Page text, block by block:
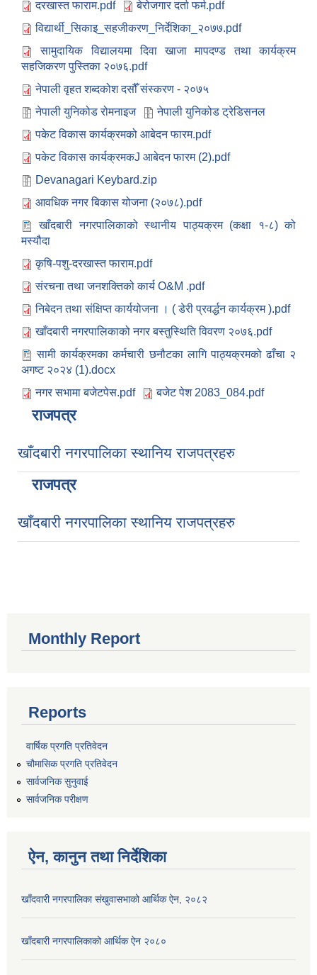
दरखास्त फाराम.pdf
बेरोजगार दर्ता फर्म.pdf
विद्यार्थी_सिकाइ_सहजीकरण_निर्देशिका_२०७७.pdf
सामुदायिक विद्यालयमा दिवा खाजा मापदण्ड तथा कार्यक्रम
सहजिकरण पुस्तिका २०७६.pdf
नेपाली वृहत शब्दकोश दसौँ संस्करण - २०७५
नेपाली युनिकोड रोमनाइज
नेपाली युनिकोड ट्रेडिसनल
पकेट विकास कार्यक्रमको आबेदन फारम.pdf
पकेट विकास कार्यक्रमकJ आबेदन फारम (2).pdf
Devanagari Keybard.zip
आवधिक नगर बिकास योजना (२०७८).pdf
खाँदबारी नगरपालिकाको स्थानीय पाठ्यक्र‍म (कक्षा १-८) को
मस्यौदा
कृषि-पशु-दरखास्त फाराम.pdf
संरचना तथा जनशक्तिको कार्य O&M .pdf
निबेदन तथा संक्षिप्त कार्ययोजना । ( डेरी प्रवर्द्धन कार्यक्रम ).pdf
खाँदबारी नगरपालिकाको नगर बस्तुस्थिति विवरण २०७६.pdf
सामी कार्यक्रमका कर्मचारी छनौटका लागि पाठ्यक्रमको ढाँचा २
अगष्ट २०२४ (1).docx
नगर सभामा बजेटपेस.pdf
बजेट पेश 2083_084.pdf
राजपत्र
खाँदबारी नगरपालिका स्थानिय राजपत्रहरु
राजपत्र
खाँदबारी नगरपालिका स्थानिय राजपत्रहरु
Monthly Report
Reports
वार्षिक प्रगति प्रतिवेदन
चौमासिक प्रगति प्रतिवेदन
सार्वजनिक सुनुवाई
सार्वजनिक परीक्षण
ऐन, कानुन तथा निर्देशिका
खाँदवारी नगरपालिका संखुवासभाको आर्थिक ऐन, २०८२
खाँदबारी नगरपालिकाको आर्थिक ऐन २०८०